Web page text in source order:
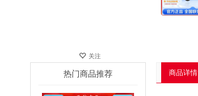
关注
商品详情
热门商品推荐